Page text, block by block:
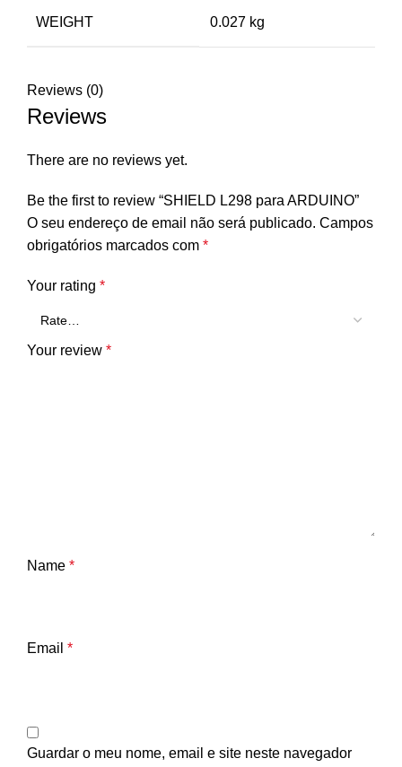
WEIGHT 0.027 kg
Reviews (0)
Reviews
There are no reviews yet.
Be the first to review “SHIELD L298 para ARDUINO”
O seu endereço de email não será publicado. Campos
obrigatórios marcados com *
Your rating *
Your review *
Name *
Email *
Guardar o meu nome, email e site neste navegador